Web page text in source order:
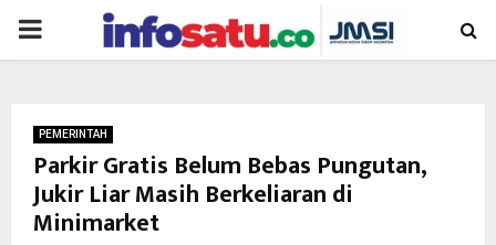
PRIMARY
PEMERINTAH
Parkir Gratis Belum Bebas Pungutan,
Jukir Liar Masih Berkeliaran di
Minimarket